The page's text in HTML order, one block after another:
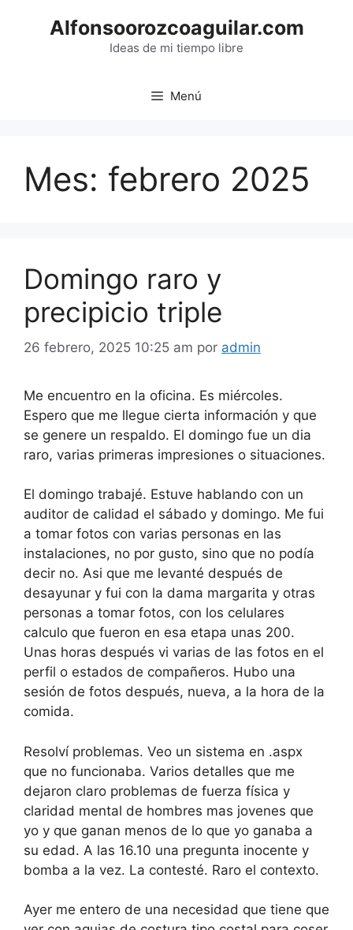
Alfonsoorozcoaguilar.com
Ideas de mi tiempo libre
Menú
Mes: febrero 2025
Domingo raro y
precipicio triple
26 febrero, 2025 10:25 am por admin
Me encuentro en la oficina. Es miércoles.
Espero que me llegue cierta información y que
se genere un respaldo. El domingo fue un dia
raro, varias primeras impresiones o situaciones.
El domingo trabajé. Estuve hablando con un
auditor de calidad el sábado y domingo. Me fui
a tomar fotos con varias personas en las
instalaciones, no por gusto, sino que no podía
decir no. Asi que me levanté después de
desayunar y fui con la dama margarita y otras
personas a tomar fotos, con los celulares
calculo que fueron en esa etapa unas 200.
Unas horas después vi varias de las fotos en el
perfil o estados de compañeros. Hubo una
sesión de fotos después, nueva, a la hora de la
comida.
Resolví problemas. Veo un sistema en .aspx
que no funcionaba. Varios detalles que me
dejaron claro problemas de fuerza física y
claridad mental de hombres mas jovenes que
yo y que ganan menos de lo que yo ganaba a
su edad. A las 16.10 una pregunta inocente y
bomba a la vez. La contesté. Raro el contexto.
Ayer me entero de una necesidad que tiene que